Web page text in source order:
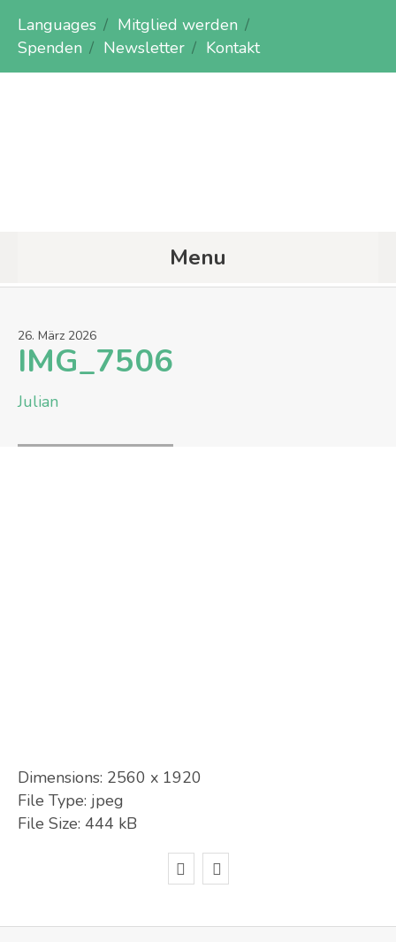
Languages
Mitglied werden
Spenden
Newsletter Kontakt
Menu
26. März 2026
IMG_7506
Julian
Dimensions: 2560 x 1920
File Type: jpeg
File Size: 444 kB